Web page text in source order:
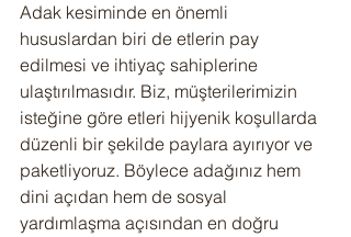
Adak kesiminde en önemli
hususlardan biri de etlerin pay
edilmesi ve ihtiyaç sahiplerine
ulaştırılmasıdır. Biz, müşterilerimizin
isteğine göre etleri hijyenik koşullarda
düzenli bir şekilde paylara ayırıyor ve
paketliyoruz. Böylece adağınız hem
dini açıdan hem de sosyal
yardımlaşma açısından en doğru